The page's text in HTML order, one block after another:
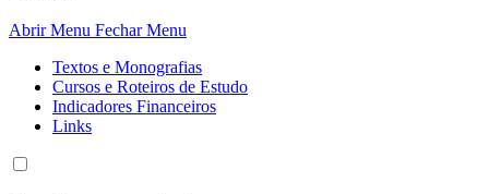
Abrir Menu Fechar Menu
Textos e Monografias
Cursos e Roteiros de Estudo
Indicadores Financeiros
Links